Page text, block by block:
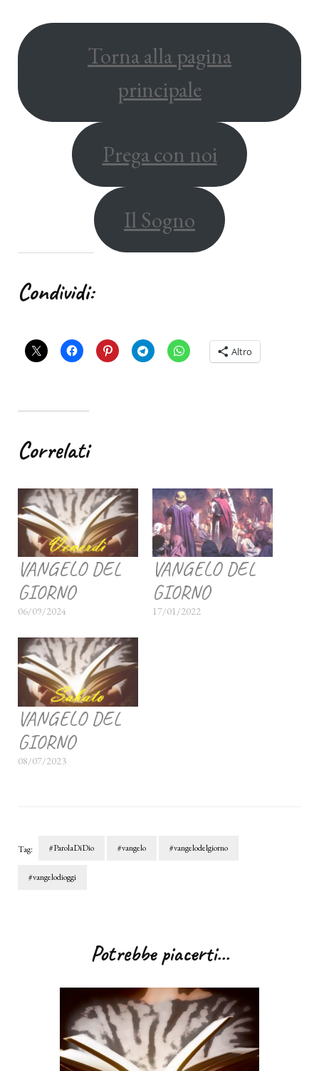
Torna alla pagina
principale
Prega con noi
Il Sogno
Condividi:
Altro
Correlati
VANGELO DEL
GIORNO
06/09/2024
VANGELO DEL
GIORNO
17/01/2022
VANGELO DEL
GIORNO
08/07/2023
Tag: #ParolaDiDio #vangelo #vangelodelgiorno
#vangelodioggi
articoliPotrebbe piacerti...